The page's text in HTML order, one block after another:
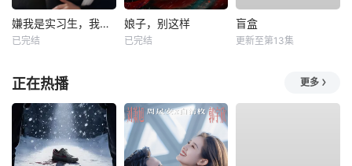
嫌我是实习生，我亮出老板身份
已完结
娘子，别这样
已完结
盲盒
更新至第13集
正在热播 更多